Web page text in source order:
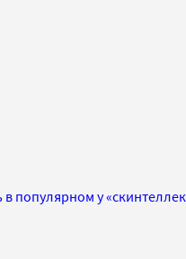
популярном у